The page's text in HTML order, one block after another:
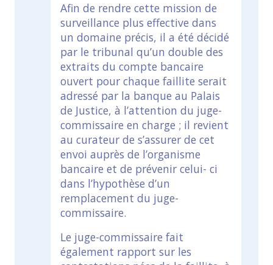
Afin de rendre cette mission de
surveillance plus effective dans
un domaine précis, il a été décidé
par le tribunal qu’un double des
extraits du compte bancaire
ouvert pour chaque faillite serait
adressé par la banque au Palais
de Justice, à l’attention du juge-
commissaire en charge ; il revient
au curateur de s’assurer de cet
envoi auprès de l’organisme
bancaire et de prévenir celui- ci
dans l’hypothèse d’un
remplacement du juge-
commissaire.
Le juge-commissaire fait
également rapport sur les